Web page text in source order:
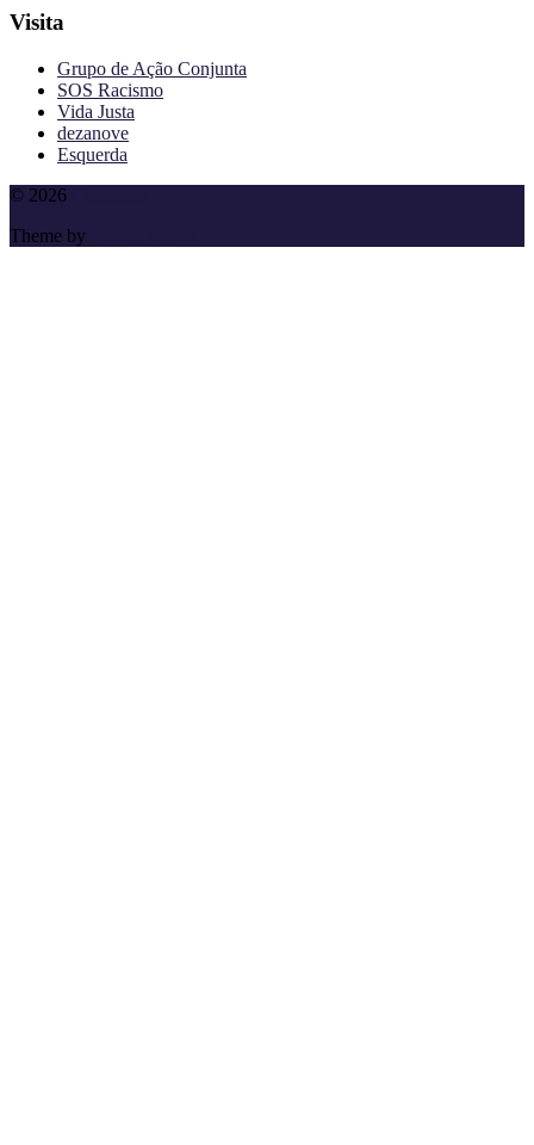
Visita
Grupo de Ação Conjunta
SOS Racismo
Vida Justa
dezanove
Esquerda
To
top
© 2026
Theme by